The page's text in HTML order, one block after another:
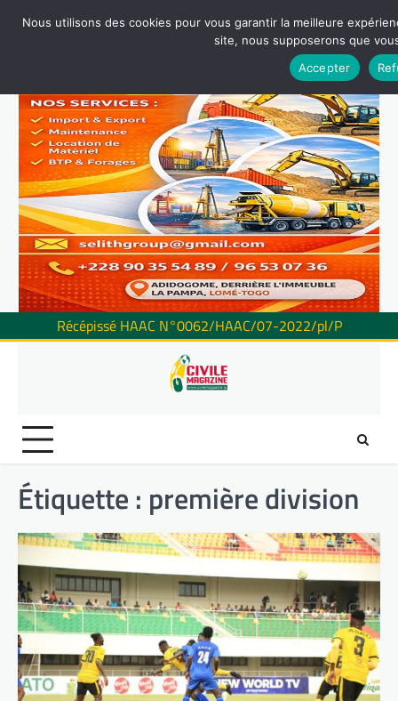
Récépissé HAAC N°0062/HAAC/07-2022/pl/P
Étiquette : première division
Nous utilisons des cookies pour vous garantir la meilleure
site, nous supposerons que
Accepter